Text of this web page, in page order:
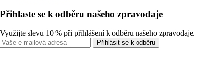
Přihlaste se k odběru našeho zpravodaje
Využijte slevu 10 % při přihlášení k odběru našeho zpravodaje.
Přihlásit se k odběru